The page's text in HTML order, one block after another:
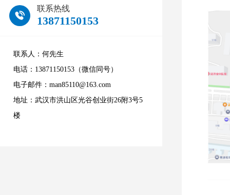
联系热线
13871150153
联系人：何先生
电话：13871150153（微信同号）
电子邮件：man85110@163.com
地址：武汉市洪山区光谷创业街26附3号5
楼